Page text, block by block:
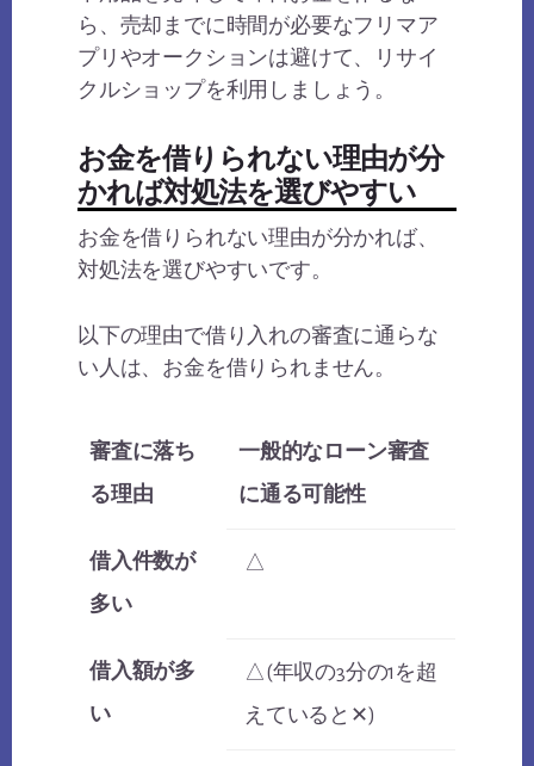
ら、売却までに時間が必要なフリマア
プリやオークションは避けて、リサイ
クルショップを利用しましょう。
お金を借りられない理由が分
かれば対処法を選びやすい
お金を借りられない理由が分かれば、
対処法を選びやすいです。
以下の理由で借り入れの審査に通らな
い人は、お金を借りられません。
審査に落ち
る理由
一般的なローン審査
に通る可能性
借入件数が
多い
△
借入額が多
い
△(年収の3分の1を超
えていると✕)